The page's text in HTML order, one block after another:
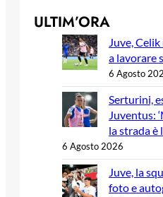
ULTIM’ORA
Juve,
a lavorare
6 Agosto
Serturini,
Juventus:
la strada è
6 Agosto 2026
Juve, la
foto e